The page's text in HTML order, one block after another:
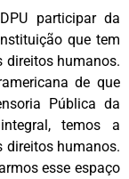
participar da
que tem
direitos humanos.
de que
Pública da
temos a
direitos humanos.
esse espaço